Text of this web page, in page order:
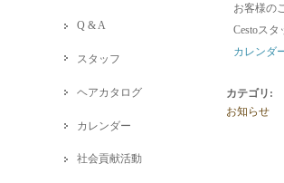
お客様の
Cestoスタ
カレンダ
カテゴリ :
お知らせ
Q & A
スタッフ
ヘアカタログ
カレンダー
社会貢献活動